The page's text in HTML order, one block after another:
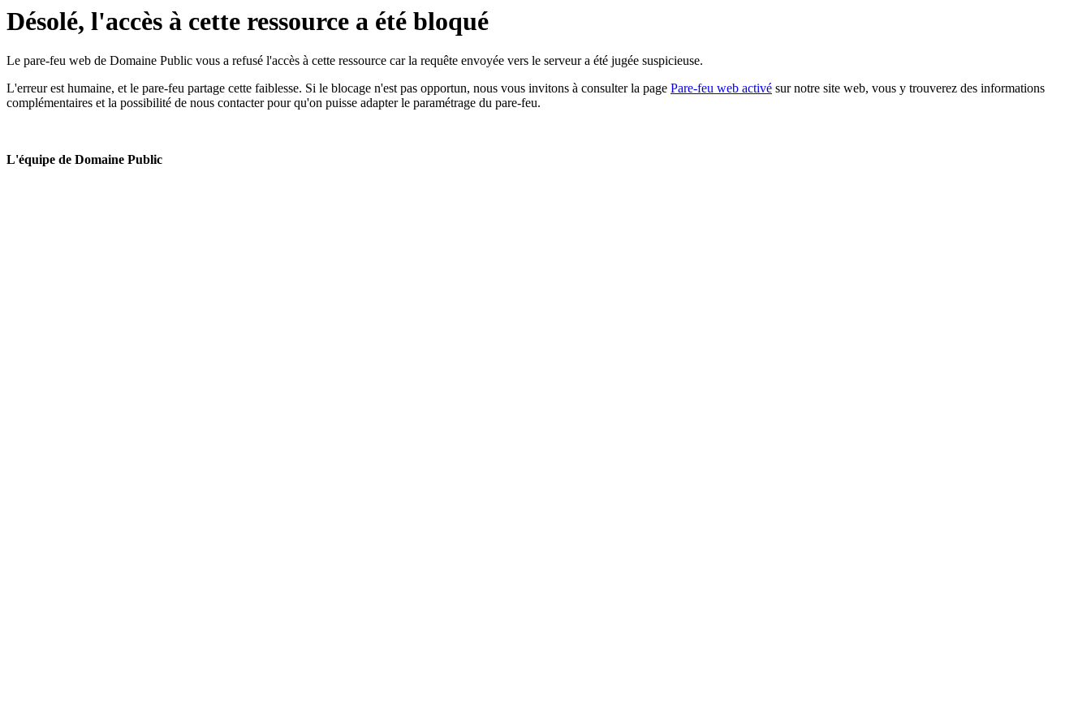
Désolé, l'accès à cette ressource a été bloqué
Le pare-feu web de Domaine Public vous a refusé l'accès à cette ressource car la requête envoyée vers le serveur a été jugée suspicieuse.
L'erreur est humaine, et le pare-feu partage cette faiblesse. Si le blocage n'est pas opportun, nous vous invitons à consulter la page Pare-feu web activé sur notre site web, vous y trouverez des informations
complémentaires et la possibilité de nous contacter pour qu'on puisse adapter le paramétrage du pare-feu.
L'équipe de Domaine Public